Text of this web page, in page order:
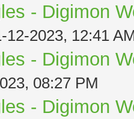
- Digimon
12-2023, 12:41
- Digimon
08:27 PM
- Digimon